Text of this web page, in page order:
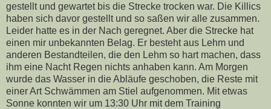
gestellt und gewartet bis die Strecke trocken war. Die Killics
haben sich davor gestellt und so saßen wir alle zusammen.
Leider hatte es in der Nach geregnet. Aber die Strecke hat
einen mir unbekannten Belag. Er besteht aus Lehm und
anderen Bestandteilen, die den Lehm so hart machen, dass
ihm eine Nacht Regen nichts anhaben kann. Am Morgen
wurde das Wasser in die Abläufe geschoben, die Reste mit
einer Art Schwämmen am Stiel aufgenommen. Mit etwas
Sonne konnten wir um 13:30 Uhr mit dem Training